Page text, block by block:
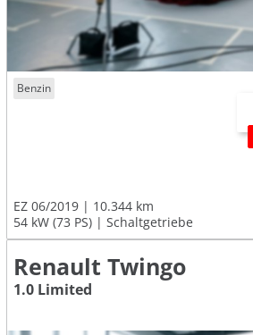
Benzin
EZ 06/2019
10.344 km
54 kW (73 PS)
Schaltgetriebe
Renault Twingo
1.0 Limited